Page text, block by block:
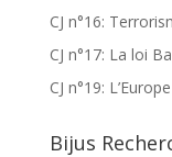
CJ n°16:
CJ n°17: La loi
CJ n°19:
Bijus